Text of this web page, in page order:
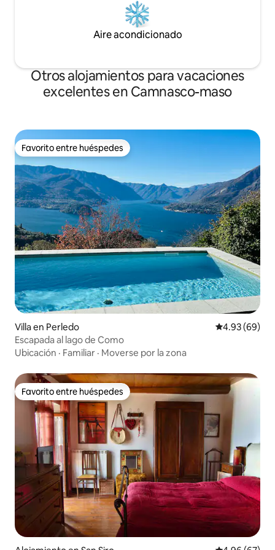
Aire acondicionado
Otros alojamientos para vacaciones
excelentes en Camnasco-maso
Favorito entre huéspedes
Favorito entre huéspedes
Villa en Perledo Calificación
4.93 (69)
Escapada al lago de Como
Ubicación · Familiar · Moverse por la zona
Favorito entre huéspedes
Favorito entre huéspedes